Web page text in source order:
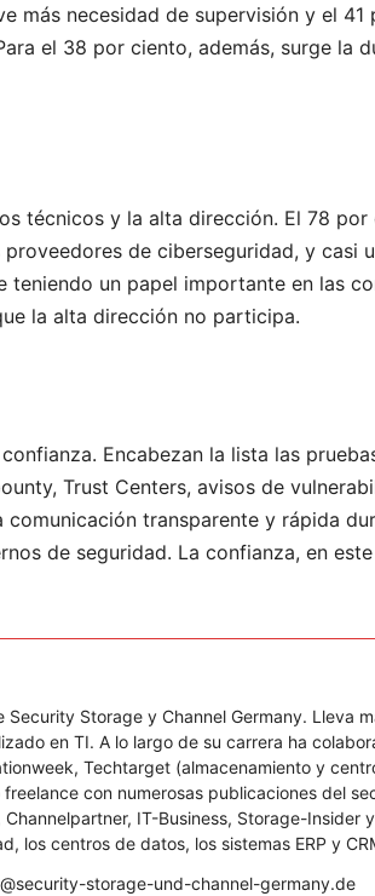
más necesidad de supervisión y el 41
el 38 por ciento, además, surge la
técnicos y la alta dirección. El 78
de ciberseguridad, y casi
un papel importante en las
la alta dirección no participa.
Encabezan la lista las
Trust Centers, avisos de
transparente y rápida
de seguridad. La confianza, en
Storage y Channel Germany. Lleva
en TI. A lo largo de su carrera ha
Techtarget (almacenamiento y
con numerosas publicaciones del
IT-Business, Storage-Insider
los centros de datos, los sistemas ERP y
storage-und-channel-germany.de